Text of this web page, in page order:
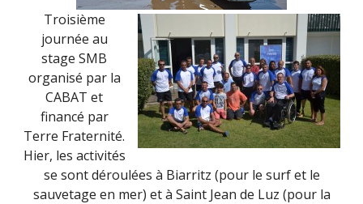
Troisième
journée au
stage SMB
organisé par la
CABAT et
financé par
Terre Fraternité.
Hier, les activités
se sont déroulées à Biarritz (pour le surf et le
sauvetage en mer) et à Saint Jean de Luz (pour la